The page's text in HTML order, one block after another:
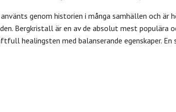
genom historien i många samhällen och
Bergkristall är en av de absolut mest populära
healingsten med balanserande egenskaper.